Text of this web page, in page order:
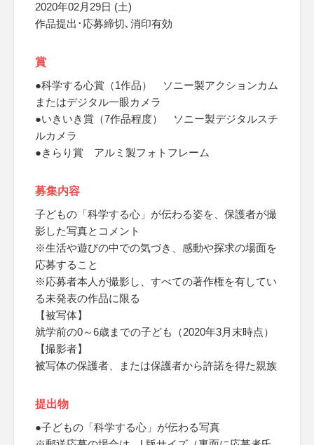
2020年02月29日 (土)
作品提出･応募締切､消印有効
賞
●科学する心賞（1作品） ソニー製アクションカム
またはデジタル一眼カメラ
●いきいき賞（7作品程度） ソニー製デジタルスチ
ルカメラ
●きらり賞 アルミ製フォトフレーム
募集内容
子どもの「科学する心」が伝わる姿を、保護者が撮
影した写真とコメント
※生活や遊びの中での気づき、感動や探求の場面を
応募すること
※応募者本人が撮影し、すべての著作権を有してい
る未発表の作品に限る
【被写体】
就学前の0～6歳までの子ども（2020年3月末時点）
【撮影者】
被写体の保護者、または保護者から許諾を得た親族
提出物
●子どもの「科学する心」が伝わる写真